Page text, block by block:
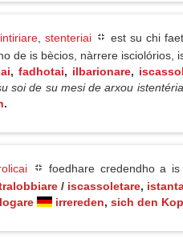
, stenteriai
est su chi
de is bècios, nàrrere isciolórios,
, fadhotai, ilbarionare,
soi de su mesi de arxou
.
foedhare credendho a
/ iscassoletare,
irrereden, sich den